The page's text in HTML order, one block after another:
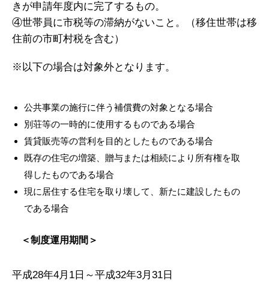
きが申請年度内に完了するもの。
④世帯員に市税等の滞納がないこと。（移住世帯は移
住前の市町村税を含む）
※以下の場合は対象外となります。
公共事業の施行に伴う補償費の対象となる場合
別荘等の一時的に使用するものである場合
賃貸販売等の営利を目的としたものである場合
既存の住宅の増築、贈与または相続により所有権を取
得したものである場合
現に居住する住宅を取り壊して、新たに建設したもの
である場合
＜制度運用期間＞
平成28年4月1日～平成32年3月31日